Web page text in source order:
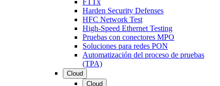
FTTx
Harden Security Defenses
HFC Network Test
High-Speed Ethernet Testing
Pruebas con conectores MPO
Soluciones para redes PON
Automatización del proceso de pruebas
(TPA)
Cloud
Cloud